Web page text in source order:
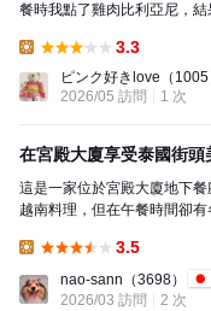
餐時我點了雞肉比利亞尼，
3.3
ピンク好きlove （1005
2026/05 訪問
1 次
在宮殿大廈享受泰國街頭
這是一家位於宮殿大廈地下餐廳街的亞洲餐廳
越南料理，但在午餐時間卻
3.5
nao-sann （3698）
2026/03 訪問
2 次